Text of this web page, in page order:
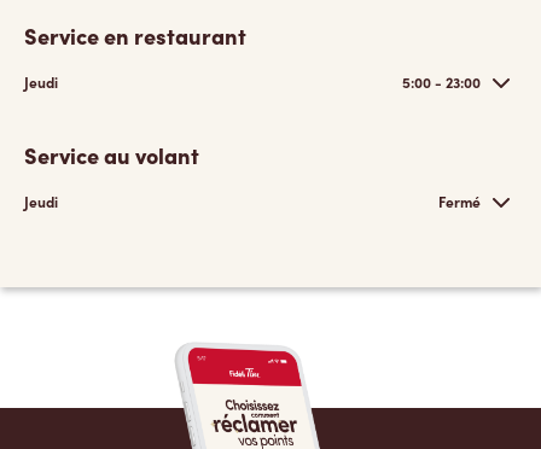
Service en restaurant
Jeudi 5:00 - 23:00
Service au volant
Jeudi Fermé